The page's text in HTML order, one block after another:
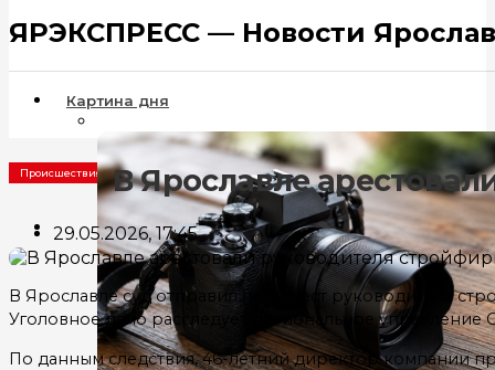
ЯРЭКСПРЕСС — Новости
Картина дня
Происшествия В Ярославле
29.05.2026, 17:45
В Ярославле суд отправил под арест руководителя
Уголовное дело расследует региональное управление
По данным следствия, 46-летний директор компании